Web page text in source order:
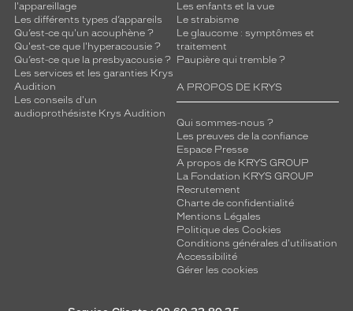
l'appareillage
Les différents types d’appareils
Qu’est-ce qu'un acouphène ?
Qu'est-ce que l'hyperacousie ?
Qu’est-ce que la presbyacousie ?
Les services et les garanties Krys
Audition
Les conseils d'un
audioprothésiste Krys Audition
Les enfants et la vue
Le strabisme
Le glaucome : symptômes et
traitement
Paupière qui tremble ?
A PROPOS DE KRYS
Qui sommes-nous ?
Les preuves de la confiance
Espace Presse
A propos de KRYS GROUP
La Fondation KRYS GROUP
Recrutement
Charte de confidentialité
Mentions Légales
Politique des Cookies
Conditions générales d'utilisation
Accessibilité
Gérer les cookies